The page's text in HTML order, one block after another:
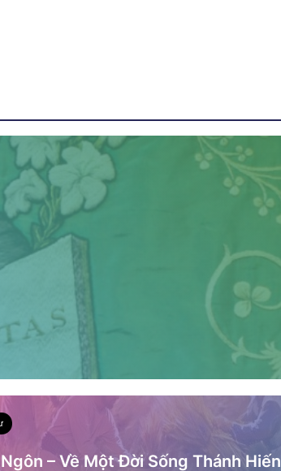
– Về Một Đời Sống Thánh Hiến